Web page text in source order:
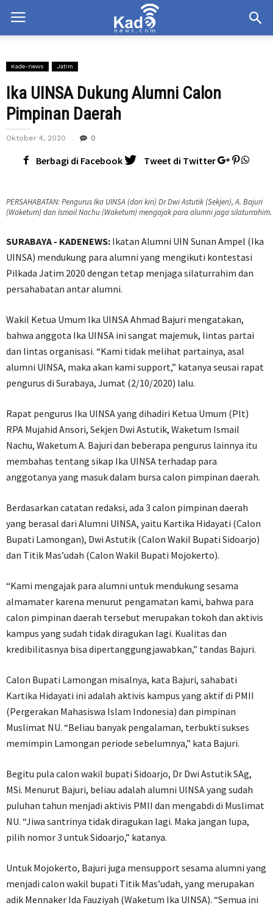
Kade-news Jatim
Ika UINSA Dukung Alumni Calon
Pimpinan Daerah
Oktober 4, 2020 0
Berbagi di Facebook Tweet di Twitter
PERSAHABATAN: Pengurus Ika UINSA (dari kiri) Dr Dwi Astutik (Sekjen), A. Bajuri
(Waketum) dan Ismail Nachu (Waketum) mengajak para alumni jaga silaturrahim.
SURABAYA - KADENEWS: Ikatan Alumni UIN Sunan Ampel (Ika
UINSA) mendukung para alumni yang mengikuti kontestasi
Pilkada Jatim 2020 dengan tetap menjaga silaturrahim dan
persahabatan antar alumni.
Wakil Ketua Umum Ika UINSA Ahmad Bajuri mengatakan,
bahwa anggota Ika UINSA ini sangat majemuk, lintas partai
dan lintas organisasi. “Kami tidak melihat partainya, asal
alumni UINSA, maka akan kami support,” katanya seusai rapat
pengurus di Surabaya, Jumat (2/10/2020) lalu.
Rapat pengurus Ika UINSA yang dihadiri Ketua Umum (Plt)
RPA Mujahid Ansori, Sekjen Dwi Astutik, Waketum Ismail
Nachu, Waketum A. Bajuri dan beberapa pengurus lainnya itu
membahas tentang sikap Ika UINSA terhadap para
anggotanya yang masuk dalam bursa calon pimpinan daerah.
Berdasarkan catatan redaksi, ada 3 calon pimpinan daerah
yang berasal dari Alumni UINSA, yaitu Kartika Hidayati (Calon
Bupati Lamongan), Dwi Astutik (Calon Wakil Bupati Sidoarjo)
dan Titik Mas’udah (Calon Wakil Bupati Mojokerto).
“Kami mengajak para alumni untuk mendukung sesama
almamater karena menurut pengamatan kami, bahwa para
calon pimpinan daerah tersebut merupakan tokoh dan aktivis
kampus yang sudah tidak diragukan lagi. Kualitas dan
kredibilitasnya bisa dipertanggungjawabkan,” tandas Bajuri.
Calon Bupati Lamongan misalnya, kata Bajuri, sahabati
Kartika Hidayati ini adalah aktivis kampus yang aktif di PMII
(Pergerakan Mahasiswa Islam Indonesia) dan pimpinan
Muslimat NU. “Beliau banyak pengalaman, terbukti sukses
memimpin Lamongan periode sebelumnya,” kata Bajuri.
Begitu pula calon wakil bupati Sidoarjo, Dr Dwi Astutik SAg,
MSi. Menurut Bajuri, beliau adalah alumni UINSA yang sudah
puluhan tahun menjadi aktivis PMII dan mengabdi di Muslimat
NU. “Jiwa santrinya tidak diragukan lagi. Maka jangan lupa,
pilih nomor 3 untuk Sidoarjo,” katanya.
Untuk Mojokerto, Bajuri juga mensupport sesama alumni yang
menjadi calon wakil bupati Titik Mas’udah, yang merupakan
adik Mennaker Ida Fauziyah (Waketum Ika UINSA). “Semua ini